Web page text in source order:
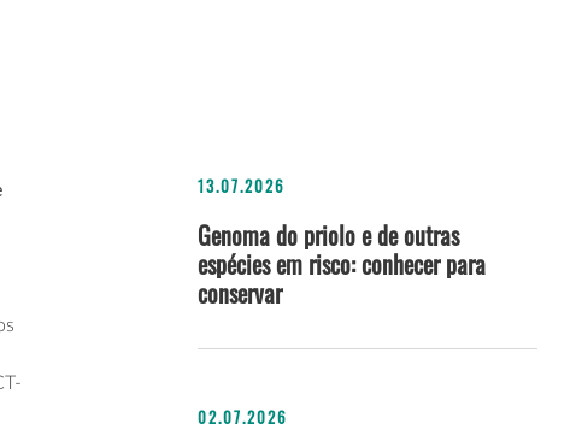
13.07.2026
Genoma do priolo e de outras
espécies em risco: conhecer para
conservar
02.07.2026